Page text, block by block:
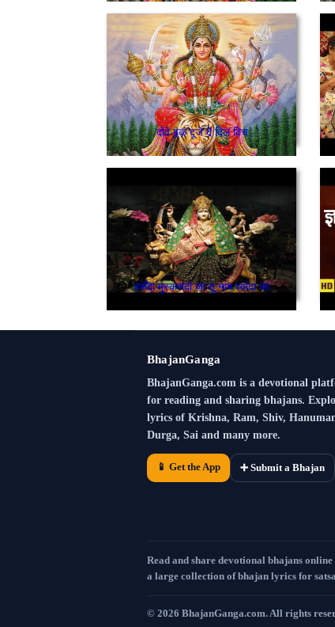
दोवे इक दू्जे दे दिल विच
हसँदा मुस्करादां जा तू नाम ध्यांदा जा
BhajanGanga
BhajanGanga.com is a devotional
for reading and sharing bhajans.
lyrics of Krishna, Ram, Shiv,
Durga, Sai and many more.
📱 Get the App ➕ Submit a Bhajan
Read and share devotional bhajans
a large collection of bhajan lyrics for
© 2026 BhajanGanga.com. All rights